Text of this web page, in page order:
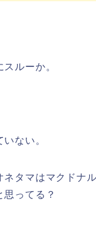
ルーか。
ない。
ネタマはマクドナ
思ってる？